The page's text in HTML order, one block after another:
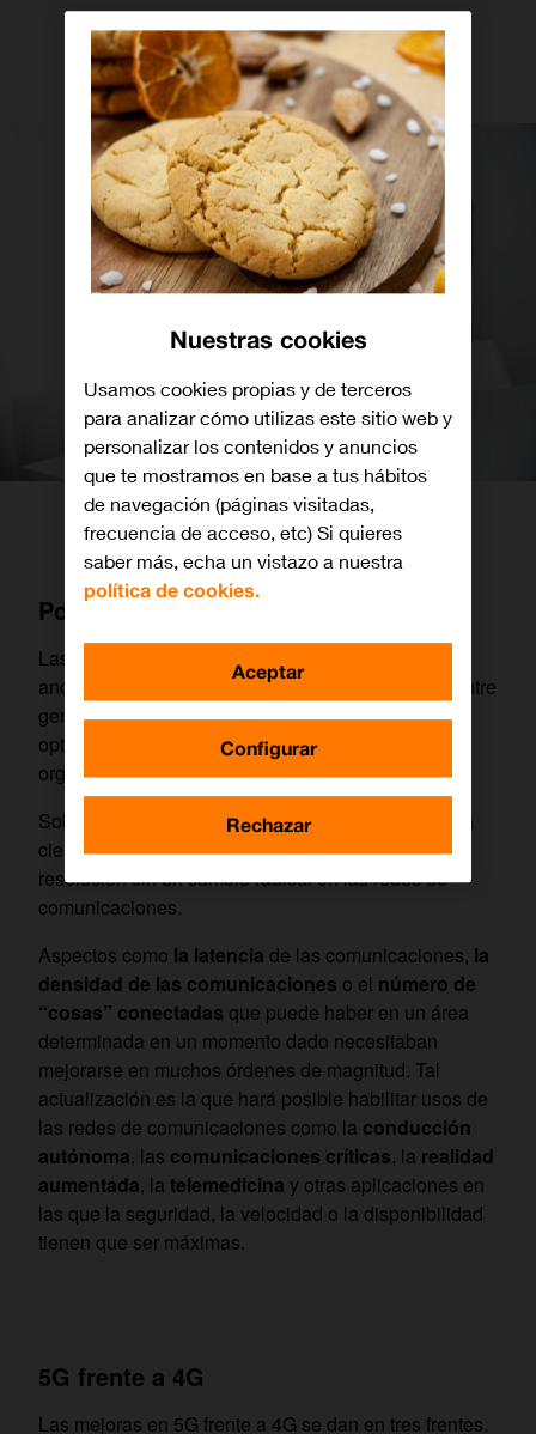
Por qué 5G
Las comunicaciones móviles llevan décadas
ancladas en una tecnología esencialmente igual entre
generaciones sucesivas, con mejoras y
optimizaciones, pero siempre alrededor de una
organización de la red “heredada”.
Sobre ella es posible introducir mejoras, pero hasta
cierto punto, y arrastrando limitaciones de difícil
resolución sin un cambio radical en las redes de
comunicaciones.
Aspectos como la latencia de las comunicaciones, la
densidad de las comunicaciones o el número de
“cosas” conectadas que puede haber en un área
determinada en un momento dado necesitaban
mejorarse en muchos órdenes de magnitud. Tal
actualización es la que hará posible habilitar usos de
las redes de comunicaciones como la conducción
autónoma, las comunicaciones críticas, la realidad
aumentada, la telemedicina y otras aplicaciones en
las que la seguridad, la velocidad o la disponibilidad
tienen que ser máximas.
5G frente a 4G
Las mejoras en 5G frente a 4G se dan en tres frentes.
Nuestras cookies
Usamos cookies propias y de terceros
para analizar cómo utilizas este sitio web y
personalizar los contenidos y anuncios
que te mostramos en base a tus hábitos
de navegación (páginas visitadas,
frecuencia de acceso, etc) Si quieres
saber más, echa un vistazo a nuestra
política de cookies.
Configurar
Rechazar
Aceptar